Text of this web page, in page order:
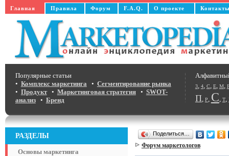
Главная Правила Форум F.A.Q. О проекте
3, 4, C, E, M,
П, Р, С, Т,
Популярные статьи
• Комплекс маркетинга • Сегментирование рынка
• Продукт• Маркетинговая стратегия• SWOT-
анализ• Бренд
РАЗДЕЛЫ
Основы маркетинга
Поделиться…
Форум маркетологов